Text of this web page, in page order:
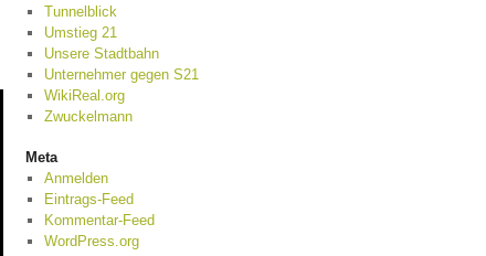
Tunnelblick
Umstieg 21
Unsere Stadtbahn
Unternehmer gegen S21
WikiReal.org
Zwuckelmann
Meta
Anmelden
Eintrags-Feed
Kommentar-Feed
WordPress.org